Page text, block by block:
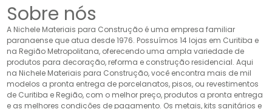
Sobre nós
A Nichele Materiais para Construção é uma empresa familiar
paranaense que atua desde 1976. Possuímos 14 lojas em Curitiba e
na Região Metropolitana, oferecendo uma ampla variedade de
produtos para decoração, reforma e construção residencial. Aqui
na Nichele Materiais para Construção, você encontra mais de mil
modelos a pronta entrega de porcelanatos, pisos, ou revestimentos
de Curitiba e Região, com o melhor preço, produtos a pronta entrega
e as melhores condições de pagamento. Os metais, kits sanitários e